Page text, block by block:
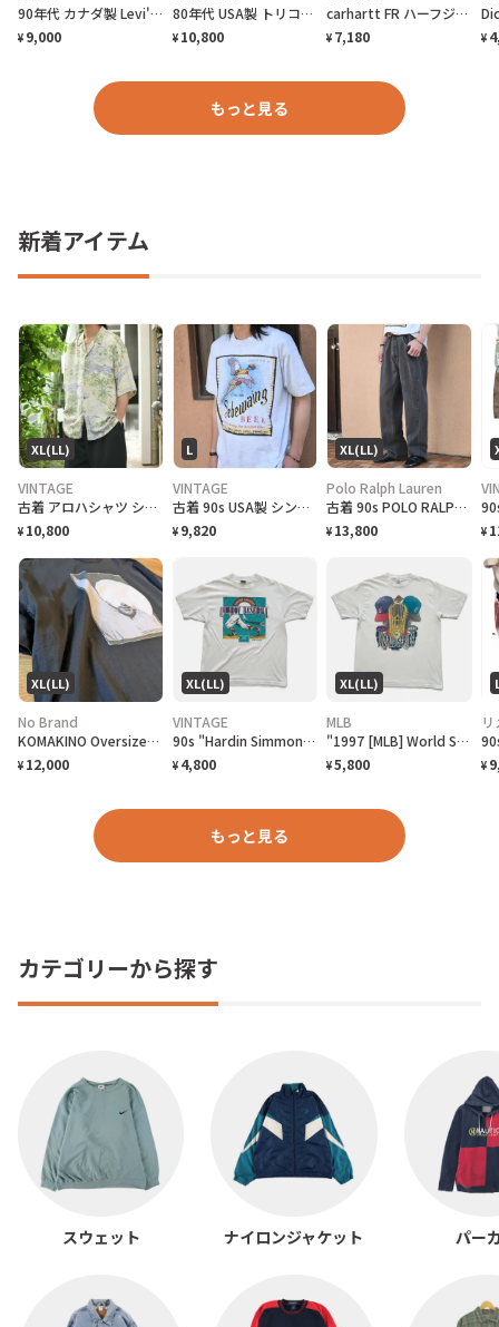
90年代 カナダ製 Levi's リーバイス 516 ブラックデニムパンツ ストレート メンズW36 古着 90s ヴィンテージ VINTAGE 後染め グレーデニム フェードブラック 黒
¥ 9,000
80年代 USA製 トリコタグ Champion チャンピオン OAK GROVE カレッジプリント スウェットパーカー メンズM相当 古着 80s ヴィンテージ VINTAGE 紺色
¥ 10,800
carhartt FR ハーフジップ 刺繍企業ロゴ ネイビー スウェット
¥ 7,180 ¥
もっと見る
新着アイテム
XL(LL)
VINTAGE
古着 アロハシャツ シルクシャツ レーヨンシャツ 柄シャツ 総柄シャツ
¥ 10,800
L
VINTAGE
古着 90s USA製 シングルステッチ ビール プロモーション Tシャツ
¥ 9,820
XL(LL)
Polo Ralph Lauren
古着 90s POLO RALPH LAUREN 先染め ブラックデニム デニム
¥ 13,800 ¥
XL(LL)
No Brand
KOMAKINO Oversized T-Shirt
¥ 12,000
XL(LL)
VINTAGE
90s "Hardin Simmons University Cowboy Baseball" T-Shirt ハーディン シモンズ大学 カウボーイズベースボール Tシャツ [XL]
¥ 4,800
XL(LL)
MLB
"1997 [MLB] World Series Cleveland Indians vs Florida Marlins" T-Shirt [XL]
¥5,800 ¥
もっと見る
カテゴリーから探す
スウェット ナイロンジャケット パー